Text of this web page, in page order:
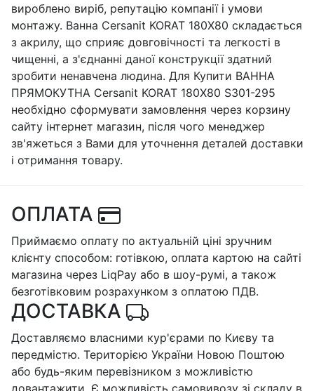
вироблено виріб, репутацію компанії і умови
монтажу. Ванна Cersanit KORAT 180X80 складається
з акрилу, що сприяє довговічності та легкості в
чищенні, а з'єднанні даної конструкції здатний
зробити ненавчена людина. Для Купити ВАННА
ПРЯМОКУТНА Cersanit KORAT 180X80 S301-295
необхідно сформувати замовлення через корзину
сайту інтернет магазин, після чого менеджер
зв'яжеться з Вами для уточнення деталей доставки
і отримання товару.
ОПЛАТА
Приймаємо оплату по актуальній ціні зручним
клієнту способом: готівкою, оплата картою на сайті
магазина через LiqPay або в шоу-румі, а також
безготівковим розрахунком з оплатою ПДВ.
ДОСТАВКА
Доставляємо власними кур'єрами по Києву та
передмістю. Територією України Новою Поштою
або будь-яким перевізником з можливістю